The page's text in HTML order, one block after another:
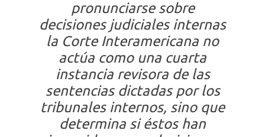
pronunciarse sobre
decisiones judiciales internas
la Corte Interamericana no
actúa como una cuarta
instancia revisora de las
sentencias dictadas por los
tribunales internos, sino que
determina si éstos han